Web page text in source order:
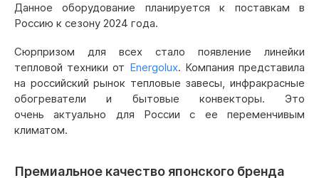
Данное оборудование планируется к поставкам в
Россию к сезону 2024 года.
Сюрпризом для всех стало появление линейки
тепловой техники от Energolux. Компания представила
на российский рынок тепловые завесы, инфракрасные
обогреватели и бытовые конвекторы. Это
очень актуально для России с ее переменчивым
климатом.
Премиальное качество японского бренда